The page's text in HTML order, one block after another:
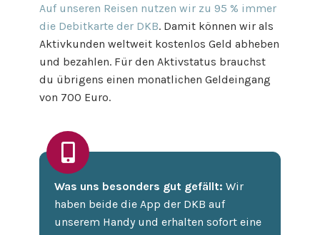
Auf unseren Reisen nutzen wir zu 95 % immer
die Debitkarte der DKB. Damit können wir als
Aktivkunden weltweit kostenlos Geld abheben
und bezahlen. Für den Aktivstatus brauchst
du übrigens einen monatlichen Geldeingang
von 700 Euro.
Was uns besonders gut gefällt: Wir
haben beide die App der DKB auf
unserem Handy und erhalten sofort eine